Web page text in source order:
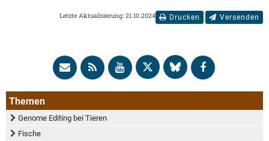
Drucken Versenden
Letzte Aktualisierung: 21.10.2024
Themen
Genome Editing bei Tieren
Fische